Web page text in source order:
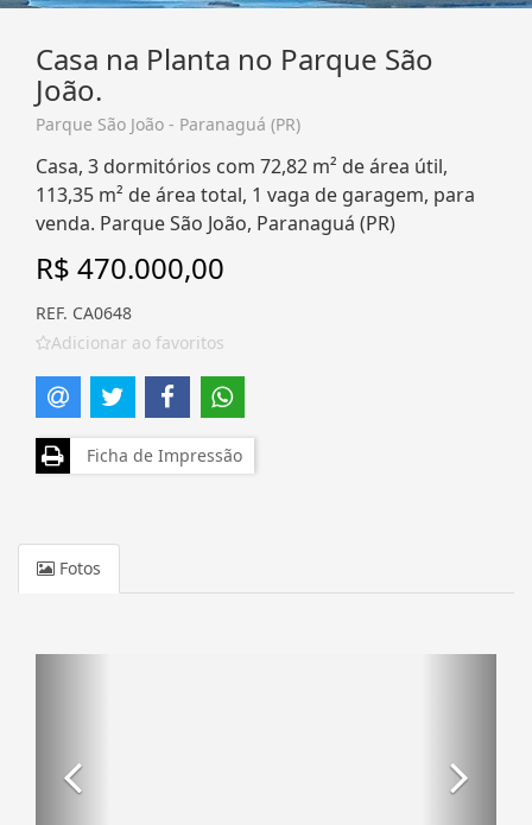
Casa na Planta no Parque São
João.
Parque São João - Paranaguá (PR)
Casa, 3 dormitórios com 72,82 m² de área útil,
113,35 m² de área total, 1 vaga de garagem, para
venda. Parque São João, Paranaguá (PR)
R$ 470.000,00
REF. CA0648
Adicionar ao favoritos
Ficha de Impressão
Fotos